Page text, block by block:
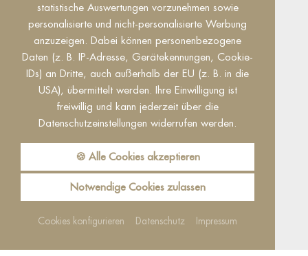
statistische Auswertungen vorzunehmen sowie
personalisierte und nicht-personalisierte Werbung
anzuzeigen. Dabei können personenbezogene
Daten (z. B. IP-Adresse, Gerätekennungen, Cookie-
IDs) an Dritte, auch außerhalb der EU (z. B. in die
USA), übermittelt werden. Ihre Einwilligung ist
freiwillig und kann jederzeit über die
Datenschutzeinstellungen widerrufen werden.
🍪 Alle Cookies akzeptieren
Notwendige Cookies zulassen
Cookies konfigurieren Datenschutz Impressum
Akzeptieren Einstellungen
Reguest Messenger
Wenn Sie den Messenger nutzen möchten
müssen Sie die Cookies von Reguest